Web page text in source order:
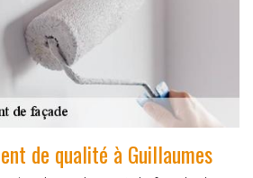
de qualité à Guillaumes